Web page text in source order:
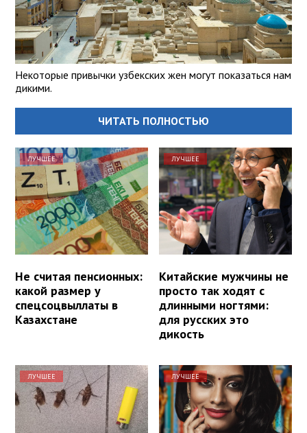
Некоторые привычки узбекских жен могут показаться нам
дикими.
ЧИТАТЬ ПОЛНОСТЬЮ
ЛУЧШЕЕ
Не считая пенсионных:
какой размер у
спецсоцвыллаты в
Казахстане
ЛУЧШЕЕ
Китайские мужчины не
просто так ходят с
длинными ногтями:
для русских это
дикость
ЛУЧШЕЕ ЛУЧШЕЕ